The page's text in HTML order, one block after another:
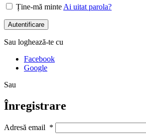
Ține-mă minte Ai uitat parola?
Autentificare
Sau loghează-te cu
Facebook
Google
Sau
Înregistrare
Adresă email *